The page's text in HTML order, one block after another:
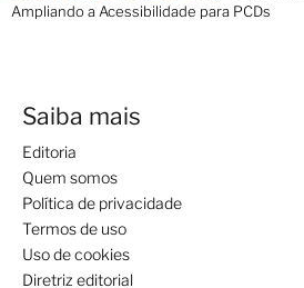
Ampliando a Acessibilidade para PCDs
Saiba mais
Editoria
Quem somos
Política de privacidade
Termos de uso
Uso de cookies
Diretriz editorial